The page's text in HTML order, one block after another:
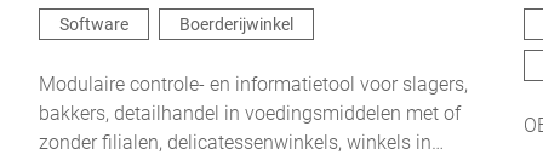
Software
Boerderijwinkel
Modulaire controle- en informatietool voor slagers,
bakkers, detailhandel in voedingsmiddelen met of
zonder filialen, delicatessenwinkels, winkels in